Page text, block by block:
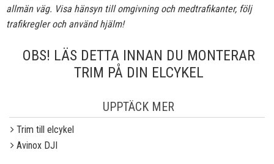
allmän väg. Visa hänsyn till omgivning och medtrafikanter, följ
trafikregler och använd hjälm!
OBS! LÄS DETTA INNAN DU MONTERAR
TRIM PÅ DIN ELCYKEL
UPPTÄCK MER
Trim till elcykel
Avinox DJI